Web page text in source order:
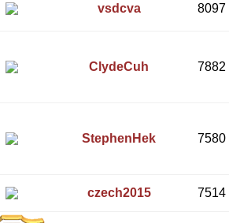
vsdcva 8097
ClydeCuh 7882
StephenHek 7580
czech2015 7514